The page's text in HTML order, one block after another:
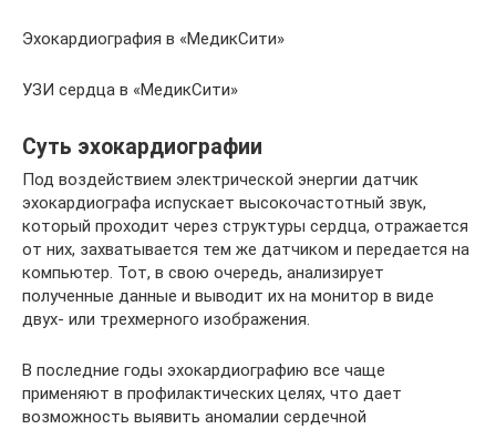
Эхокардиография в «МедикСити»
УЗИ сердца в «МедикСити»
Суть эхокардиографии
Под воздействием электрической энергии датчик
эхокардиографа испускает высокочастотный звук,
который проходит через структуры сердца, отражается
от них, захватывается тем же датчиком и передается на
компьютер. Тот, в свою очередь, анализирует
полученные данные и выводит их на монитор в виде
двух- или трехмерного изображения.
В последние годы эхокардиографию все чаще
применяют в профилактических целях, что дает
возможность выявить аномалии сердечной